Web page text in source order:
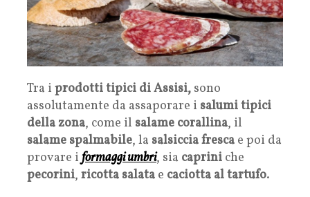
Tra i prodotti tipici di Assisi, sono
assolutamente da assaporare i salumi tipici
della zona, come il salame corallina, il
salame spalmabile, la salsiccia fresca e poi da
provare iformaggi umbri, sia caprini che
pecorini, ricotta salata e caciotta al tartufo.